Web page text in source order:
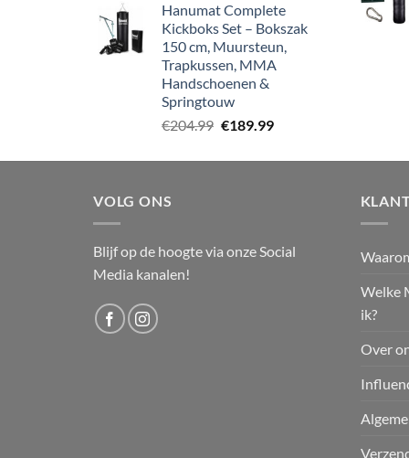
tot
€74.99
Hanumat Complete
Kickboks Set – Bokszak
150 cm, Muursteun,
Trapkussen, MMA
Handschoenen &
Springtouw
€204.99 Oorspronkelijke
was:
€189.99Huidige
is:
VOLG ONS
Blijf op de hoogte via onze Social
Media kanalen!
Welke
ik?
Over